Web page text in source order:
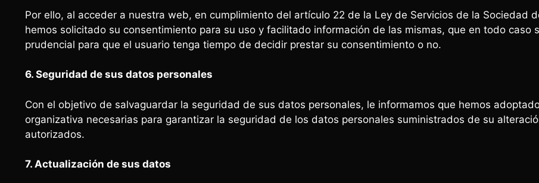
Por ello, al acceder a nuestra web, en cumplimiento del artículo 22 de la Ley de Servicios de la Sociedad
hemos solicitado su consentimiento para su uso y facilitado información de las mismas, que en todo caso
prudencial para que el usuario tenga tiempo de decidir prestar su consentimiento o no.
6. Seguridad de sus datos personales
Con el objetivo de salvaguardar la seguridad de sus datos personales, le informamos que hemos
organizativa necesarias para garantizar la seguridad de los datos personales suministrados de su
autorizados.
7. Actualización de sus datos